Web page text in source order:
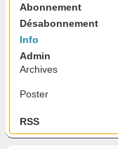
Abonnement
Désabonnement
Info
Admin
Archives
Poster
RSS